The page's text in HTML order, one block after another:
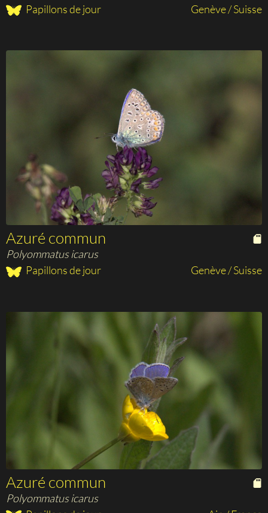
Papillons de jour
Genève / Suisse
Azuré commun
Polyommatus icarus
Papillons de jour
Genève / Suisse
Azuré commun
Polyommatus icarus